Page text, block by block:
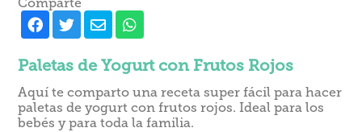
Paletas de Yogurt con Frutos Rojos
Aquí te comparto una receta super fácil para hacer
paletas de yogurt con frutos rojos. Ideal para los
bebés y para toda la familia.